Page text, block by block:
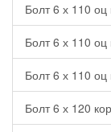
Болт 6 х 110
Болт 6 х 110
Болт 6 х 110
Болт 6 х 120